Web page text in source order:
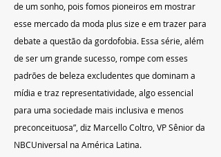
de um sonho, pois fomos pioneiros em mostrar
esse mercado da moda plus size e em trazer para
debate a questão da gordofobia. Essa série, além
de ser um grande sucesso, rompe com esses
padrões de beleza excludentes que dominam a
mídia e traz representatividade, algo essencial
para uma sociedade mais inclusiva e menos
preconceituosa”, diz Marcello Coltro, VP Sênior da
NBCUniversal na América Latina.